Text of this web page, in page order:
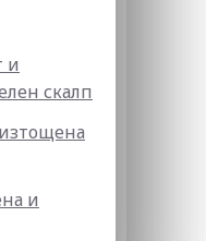
и
скалп
и